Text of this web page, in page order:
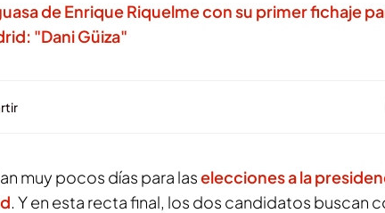
de Enrique Riquelme con su primer fichaje
"Dani Güiza"
muy pocos días para laselecciones a la
. Y en esta recta final, los dos candidatos buscan